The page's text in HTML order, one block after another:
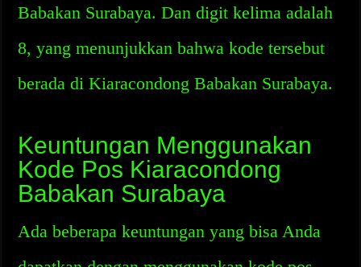
Babakan Surabaya. Dan digit kelima adalah
8, yang menunjukkan bahwa kode tersebut
berada di Kiaracondong Babakan Surabaya.
Keuntungan Menggunakan
Kode Pos Kiaracondong
Babakan Surabaya
Ada beberapa keuntungan yang bisa Anda